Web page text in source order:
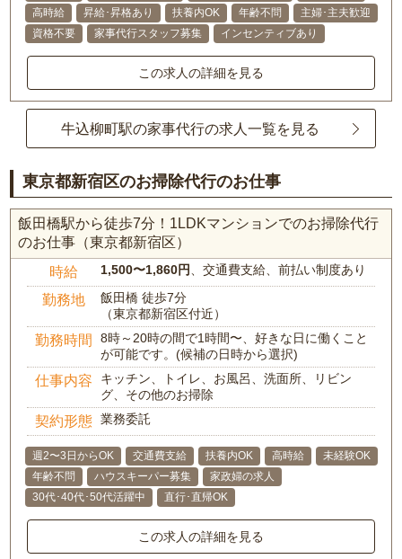
高時給
昇給･昇格あり 扶養内OK 年齢不問
主婦･主夫歓迎
資格不要
家事代行スタッフ募集 インセンティブあり
この求人の詳細を見る
牛込柳町駅の家事代行の求人一覧を見る
東京都新宿区のお掃除代行のお仕事
飯田橋駅から徒歩7分！1LDKマンションでのお掃除代行
のお仕事（東京都新宿区）
時給 1,500〜1,860円 、交通費支給、前払い制度あり
勤務地
飯田橋 徒歩7分
（東京都新宿区付近）
勤務時間
8時～20時の間で1時間〜、好きな日に働くこと
が可能です。(候補の日時から選択)
仕事内容
キッチン、トイレ、お風呂、洗面所、リビン
グ、その他のお掃除
契約形態 業務委託
週2〜3日からOK 交通費支給 扶養内OK 高時給
未経験OK
年齢不問
ハウスキーパー募集
家政婦の求人
30代･40代･50代活躍中
直行･直帰OK
この求人の詳細を見る